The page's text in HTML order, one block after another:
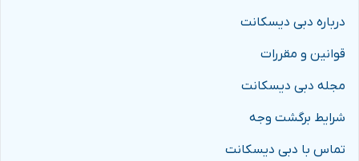
درباره دبی دیسکانت
قوانین و مقررات
مجله دبی دیسکانت
شرایط برگشت وجه
تماس با دبی دیسکانت